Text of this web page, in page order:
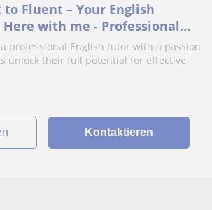
Fluent – Your English
Here with me - Professional
Adults
a professional English tutor with a passion
unlock their full potential for effective
Kontaktieren